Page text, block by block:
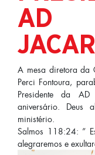
AD
A mesa diretora da
Perci Fontoura,
Presidente da
aniversário. Deus
ministério.
Salmos 118:24: ”
alegraremos e